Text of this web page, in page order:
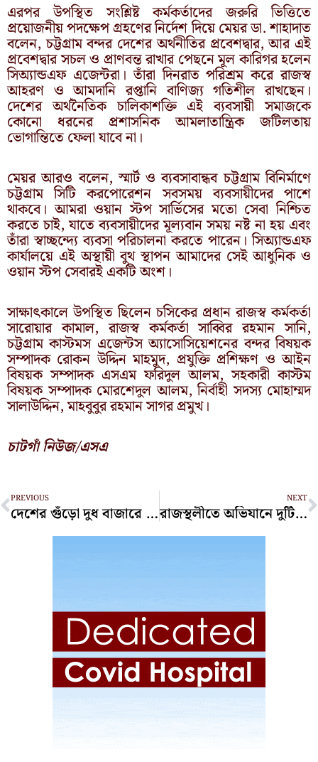
এরপর উপস্থিত সংশ্লিষ্ট কর্মকর্তাদের জরুরি ভিত্তিতে
প্রয়োজনীয় পদক্ষেপ গ্রহণের নির্দেশ দিয়ে মেয়র ডা. শাহাদাত
বলেন, চট্টগ্রাম বন্দর দেশের অর্থনীতির প্রবেশদ্বার, আর এই
প্রবেশদ্বার সচল ও প্রাণবন্ত রাখার পেছনে মূল কারিগর হলেন
সিঅ্যান্ডএফ এজেন্টরা। তাঁরা দিনরাত পরিশ্রম করে রাজস্ব
আহরণ ও আমদানি রপ্তানি বাণিজ্য গতিশীল রাখছেন।
দেশের অর্থনৈতিক চালিকাশক্তি এই ব্যবসায়ী সমাজকে
কোনো ধরনের প্রশাসনিক আমলাতান্ত্রিক জটিলতায়
ভোগান্তিতে ফেলা যাবে না।
মেয়র আরও বলেন, স্মার্ট ও ব্যবসাবান্ধব চট্টগ্রাম বিনির্মাণে
চট্টগ্রাম সিটি করপোরেশন সবসময় ব্যবসায়ীদের পাশে
থাকবে। আমরা ওয়ান স্টপ সার্ভিসের মতো সেবা নিশ্চিত
করতে চাই, যাতে ব্যবসায়ীদের মূল্যবান সময় নষ্ট না হয় এবং
তাঁরা স্বাচ্ছন্দ্যে ব্যবসা পরিচালনা করতে পারেন। সিঅ্যান্ডএফ
কার্যালয়ে এই অস্থায়ী বুথ স্থাপন আমাদের সেই আধুনিক ও
ওয়ান স্টপ সেবারই একটি অংশ।
সাক্ষাৎকালে উপস্থিত ছিলেন চসিকের প্রধান রাজস্ব কর্মকর্তা
সারোয়ার কামাল, রাজস্ব কর্মকর্তা সাব্বির রহমান সানি,
চট্টগ্রাম কাস্টমস এজেন্টস অ্যাসোসিয়েশনের বন্দর বিষয়ক
সম্পাদক রোকন উদ্দিন মাহমুদ, প্রযুক্তি প্রশিক্ষণ ও আইন
বিষয়ক সম্পাদক এসএম ফরিদুল আলম, সহকারী কাস্টম
বিষয়ক সম্পাদক মোরশেদুল আলম, নির্বাহী সদস্য মোহাম্মদ
সালাউদ্দিন, মাহবুবুর রহমান সাগর প্রমুখ।
চাটগাঁ নিউজ/এসএ
Prev
PREVIOUS
দেশের গুঁড়ো দুধ বাজারে শীর্ষে আবুল খায়ের গ্রুপ
NEXT
রাজস্থলীতে অভিযানে দুটি ড্রেজার মেশিন ও পাইপ জব্দ